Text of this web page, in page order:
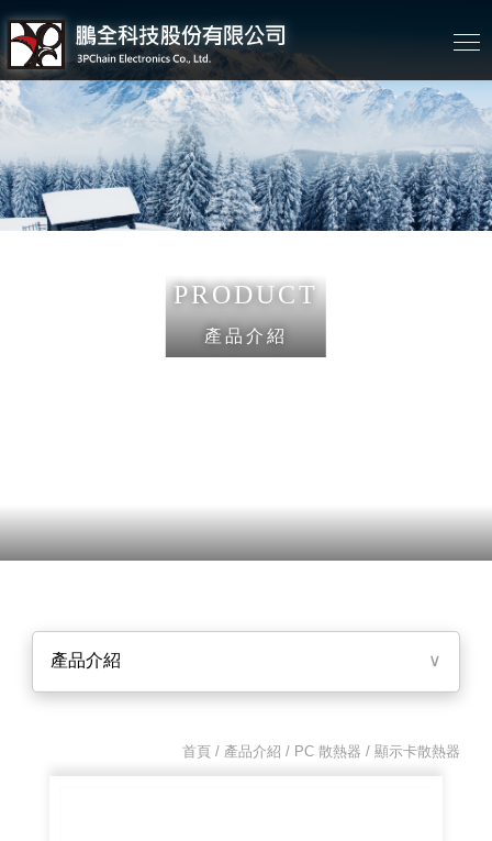
PRODUCT
產品介紹
產品介紹 ∨
首頁 / 產品介紹 / PC 散熱器 / 顯示卡散熱器